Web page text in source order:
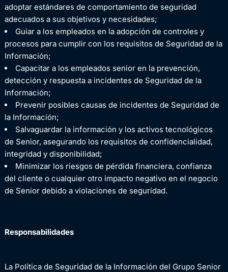
adoptar estándares de comportamiento de seguridad
adecuados a sus objetivos y necesidades;
Guiar a los empleados en la adopción de controles y
procesos para cumplir con los requisitos de Seguridad de la
Información;
Capacitar a los empleados senior en la prevención,
detección y respuesta a incidentes de Seguridad de la
Información;
Prevenir posibles causas de incidentes de Seguridad de
la Información;
Salvaguardar la información y los activos tecnológicos
de Senior, asegurando los requisitos de confidencialidad,
integridad y disponibilidad;
Minimizar los riesgos de pérdida financiera, confianza
del cliente o cualquier otro impacto negativo en el negocio
de Senior debido a violaciones de seguridad.
Responsabilidades
La Política de Seguridad de la Información del Grupo Senior